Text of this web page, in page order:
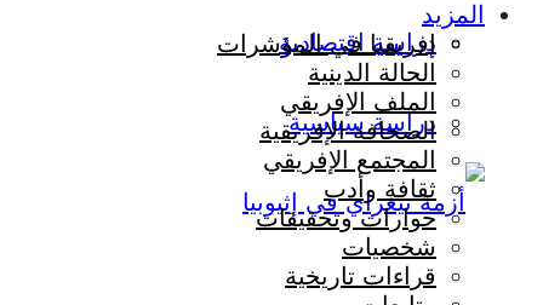
دراسة اقتصادية
دراسة سياسية
المزيد
إفريقيا في المؤشرات
الحالة الدينية
الملف الإفريقي
الصحافة الإفريقية
المجتمع الإفريقي
ثقافة وأدب
حوارات وتحقيقات
شخصيات
قراءات تاريخية